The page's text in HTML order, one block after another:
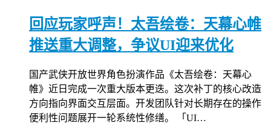
回应玩家呼声！太吾绘卷：天幕心帷
推送重大调整，争议UI迎来优化
国产武侠开放世界角色扮演作品《太吾绘卷：天幕心
帷》近日完成一次重大版本更迭。这次补丁的核心改造
方向指向界面交互层面。开发团队针对长期存在的操作
便利性问题展开一轮系统性修缮。 「UI…